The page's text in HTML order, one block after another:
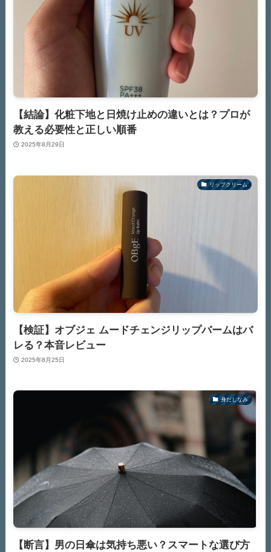
【結論】化粧下地と日焼け止めの違いとは？プロが
教える必要性と正しい順番
2025年8月29日
リップクリーム
【検証】オブジェ ムードチェンジリップバームはバ
レる？本音レビュー
2025年8月25日
身だしなみ
【断言】男の日傘は気持ち悪い？スマートな選び方